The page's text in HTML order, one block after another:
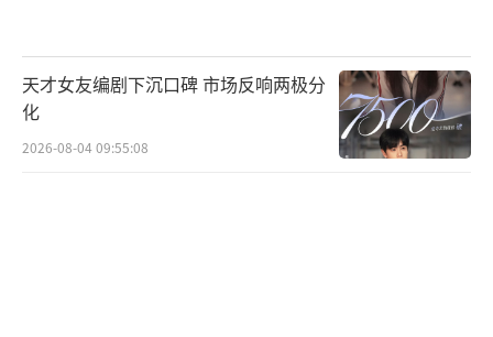
摄，不仅真实再现了戈壁、荒漠等壮阔的景
象，还将地宫、怪物等存在于文学想象中的特
有元素具像化写实化丰富化，为的便是给观众
天才女友编剧下沉口碑 市场反响两极分
化
2026-08-04 09:55:08